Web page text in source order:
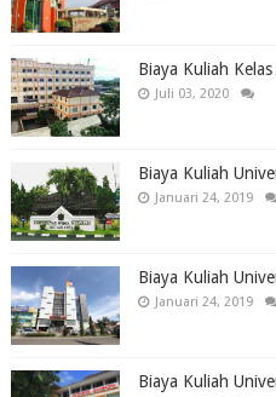
Biaya Kuliah
Juli 03, 2020
Biaya Kuliah
Januari 24, 2019
Biaya Kuliah
Januari 24, 2019
Biaya Kuliah